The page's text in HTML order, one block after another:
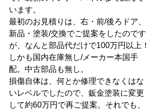
います。
最初のお見積りは、右・前/後ろドア、
新品・塗装/交換でご提案をしたのです
が、なんと部品代だけで100万円以上！
しかも国内在庫無し/メーカー本国手
配。中古部品も無し。
損傷自体は、何とか修理できなくはな
いレベルでしたので、鈑金塗装に変更
して約60万円で再ご提案。それでも、